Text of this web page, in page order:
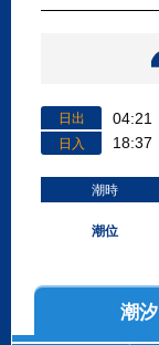
日出 04:21
日入 18:37
潮時
潮位
潮汐